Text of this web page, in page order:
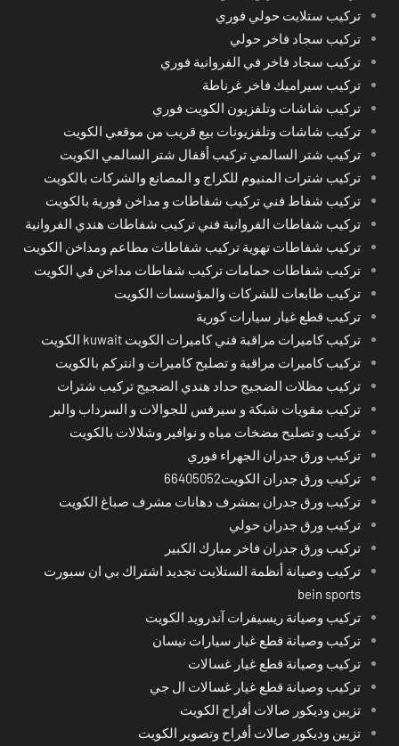
تركيب ستلايت حولي فوري
تركيب سجاد فاخر حولي
تركيب سجاد فاخر في الفروانية فوري
تركيب سيراميك فاخر غرناطة
تركيب شاشات وتلفزيون الكويت فوري
تركيب شاشات وتلفزيونات بيع قريب من موقعي الكويت
تركيب شتر السالمي تركيب أقفال شتر السالمي الكويت
تركيب شترات المنيوم للكراج و المصانع والشركات بالكويت
تركيب شفاط فني تركيب شفاطات و مداخن فورية بالكويت
تركيب شفاطات الفروانية فني تركيب شفاطات هندي الفروانية
تركيب شفاطات تهوية تركيب شفاطات مطاعم ومداخن الكويت
تركيب شفاطات حمامات تركيب شفاطات مداخن في الكويت
تركيب طابعات للشركات والمؤسسات الكويت
تركيب قطع غيار سيارات كورية
تركيب كاميرات مراقبة فني كاميرات الكويت kuwait الكويت
تركيب كاميرات مراقبة و تصليح كاميرات و انتركم بالكويت
تركيب مظلات الضجيج حداد هندي الضجيج تركيب شترات
تركيب مقويات شبكة و سيرفس للجوالات و السرداب والبر
تركيب و تصليح مضخات مياه و نوافير وشلالات بالكويت
تركيب ورق جدران الجهراء فوري
تركيب ورق جدران الكويت66405052
تركيب ورق جدران بمشرف دهانات مشرف صباغ الكويت
تركيب ورق جدران حولي
تركيب ورق جدران فاخر مبارك الكبير
تركيب وصيانة أنظمة الستلايت تجديد اشتراك بي ان سبورت
bein sports
تركيب وصيانة ريسيفرات آندرويد الكويت
تركيب وصيانة قطع غيار سيارات نيسان
تركيب وصيانة قطع غيار غسالات
تركيب وصيانة قطع غيار غسالات ال جي
تزيين وديكور صالات أفراح الكويت
تزيين وديكور صالات أفراح وتصوير الكويت